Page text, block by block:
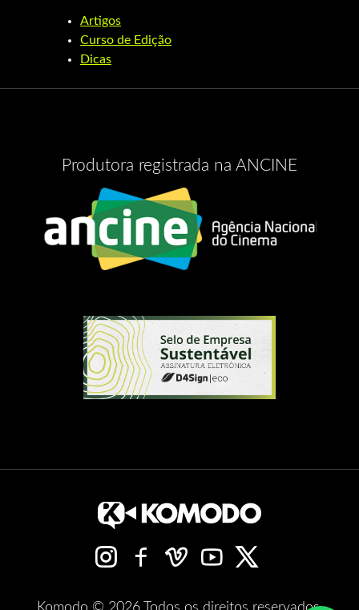
Artigos
Curso de Edição
Dicas
Produtora registrada na ANCINE